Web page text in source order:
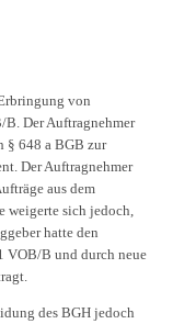
von
Der Auftragnehmer
§ 648 a BGB zur
Der Auftragnehmer
aus dem
weigerte sich jedoch,
hatte den
VOB/B und durch neue
des BGH jedoch